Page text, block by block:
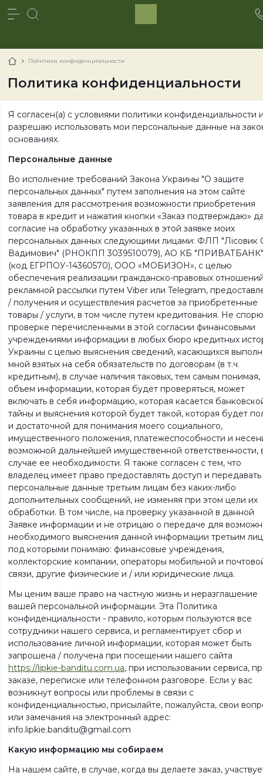
Политика конфиденциальности
Политика конфиденциальности
Я согласен(а) с условиями политики конфиденциальности
разрешаю использовать мои персональные данные на
основаниях.
Персональные данные
Во исполнение требований Закона Украины "О защите
персональных данных" путем заполнения на этом сайте
заявления для рассмотрения возможности приобретения
товара в кредит и нажатия кнопки «Заказ подтверждаю»
согласие на обработку указанных в этой заявке моих
персональных данных следующими лицами: ФЛП "Лісовик
Вадимович" (РНОКПП 3039510079), АО КБ "ПРИВАТБАНК"
(код ЕГРПОУ-14360570), ООО «МОБИЗОН», с целью
обеспечения реализации гражданско-правовых
рекламной рассылки путем Viber или Telegram,
/ получения и осуществления расчетов за приобретенные
товары / услуги, в том числе путем кредитования. Не
проверке перечисленными в этой согласии финансовыми
учреждениями информации в любых бюро кредитных
Украины с целью выяснения сведений, касающихся
мной взятых на себя обязательств по договорам (в т.ч.
кредитным), в случае наличия таковых, тем самым понимая,
объем информации, которая будет проверяться, может
включать в себя информацию, которая касается
тайны и выяснения которой будет такой, которая будет
и достаточной для понимания моего социального,
имущественного положения, платежеспособности и
возможной дальнейшей имущественной ответственности,
случае ее необходимости. Я также согласен с тем, что
владелец имеет право предоставлять доступ и
персональные данные третьим лицам без каких-либо
дополнительных сообщений, не изменяя при этом цели их
обработки. В том числе, на проверку указанной в данной
Заявке информации и не отрицаю о передаче для
необходимого выяснения данной информации третьим
под которыми понимаю: финансовые учреждения,
коллекторские компании, операторы мобильной и
связи, другие физические и / или юридические лица.
Мы ценим ваше право на частную жизнь и неразглашение
вашей персональной информации. Эта Политика
конфиденциальности - правило, которым пользуются все
сотрудники нашего сервиса, и регламентирует сбор и
использование личной информации, которая может быть
запрошена / получена при посещении нашего сайта
https://lipkie-banditu.com.ua, при использовании сервиса,
заказе, переписке или телефонном разговоре. Если у вас
возникнут вопросы или проблемы в связи с
конфиденциальностью, присылайте, пожалуйста, свои
или замечания на электронный адрес:
info.lipkie.banditu@gmail.com
Какую информацию мы собираем
На нашем сайте, в случае, когда вы делаете заказ,